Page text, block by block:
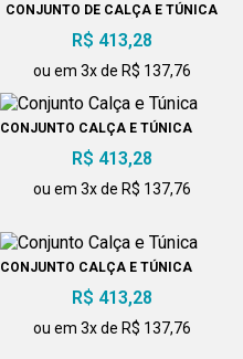
CONJUNTO DE CALÇA E TÚNICA
COLEÇÃO
R$ 413,28
ou em 3x de R$ 137,76
CONJUNTO CALÇA E TÚNICA
R$ 413,28
ou em 3x de R$ 137,76
CONJUNTO CALÇA E TÚNICA
R$ 413,28
ou em 3x de R$ 137,76